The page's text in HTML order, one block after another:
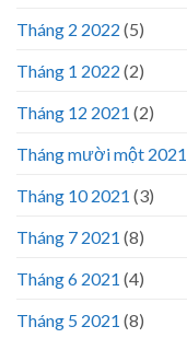
Tháng 2 2022 (5)
Tháng 1 2022 (2)
Tháng 12 2021 (2)
Tháng mười một 2021
Tháng 10 2021 (3)
Tháng 7 2021 (8)
Tháng 6 2021 (4)
Tháng 5 2021 (8)